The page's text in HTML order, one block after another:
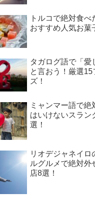
トルコで絶対食べ
おすすめ人気お菓
タガログ語で「愛
と言おう！厳選15
ズ！
ミャンマー語で絶
はいけないスラン
選！
リオデジャネイロ
ルグルメで絶対外
店8選！